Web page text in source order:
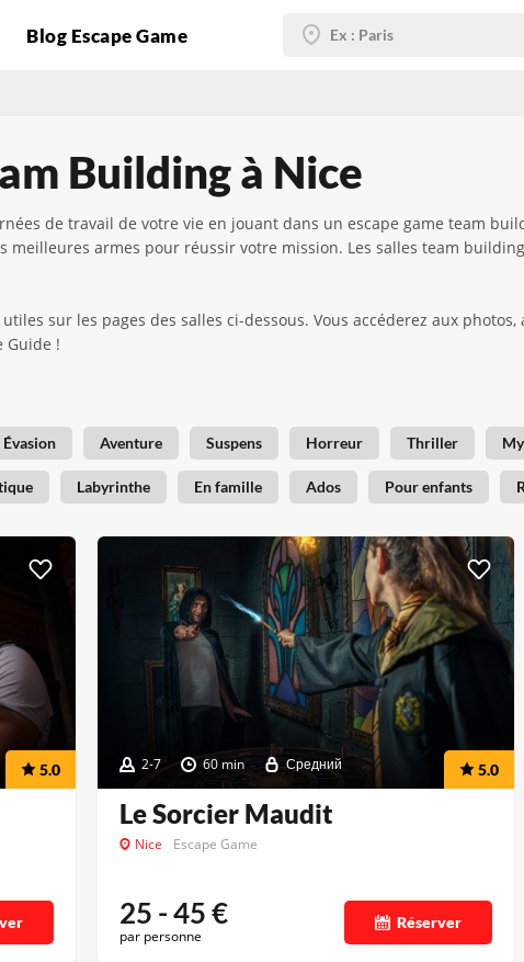
Blog Escape Game
Building à Nice
de travail de votre vie en jouant dans un escape game team
meilleures armes pour réussir votre mission. Les salles team
sur les pages des salles ci-dessous. Vous accéderez aux
Guide !
Évasion Aventure Suspens Horreur Thriller
Labyrinthe En famille Ados Pour enfants
5.0 2-7 60 min Средний 5.0
Le Sorcier Maudit
Nice Escape Game
25 - 45€
par personne
Réserver